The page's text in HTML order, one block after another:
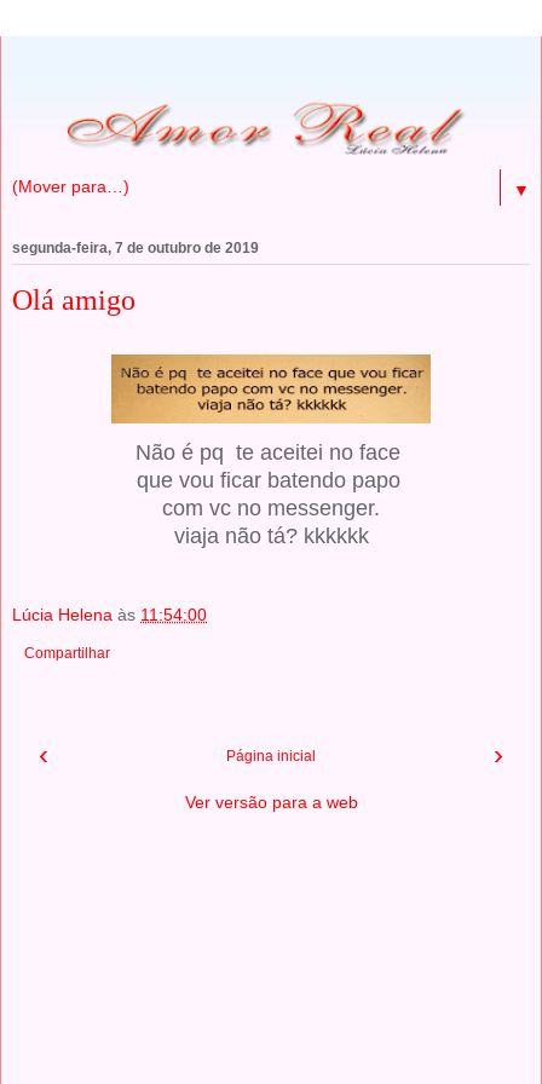
▼
segunda-feira, 7 de outubro de 2019
Olá amigo
Não é pq te aceitei no face
que vou ficar batendo papo
com vc no messenger.
viaja não tá? kkkkkk
Lúcia Helena às 11:54:00
Compartilhar
‹ ›
Página inicial
Ver versão para a web